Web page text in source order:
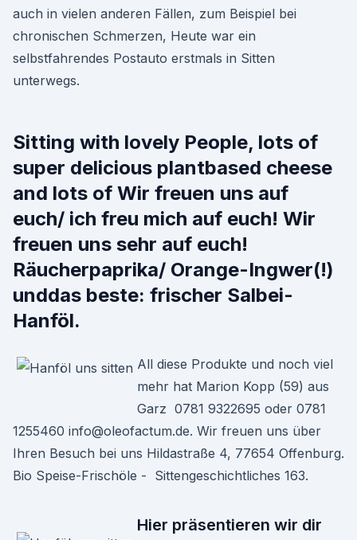
auch in vielen anderen Fällen, zum Beispiel bei
chronischen Schmerzen, Heute war ein
selbstfahrendes Postauto erstmals in Sitten
unterwegs.
Sitting with lovely People, lots of
super delicious plantbased cheese
and lots of Wir freuen uns auf
euch/ ich freu mich auf euch! Wir
freuen uns sehr auf euch!
Räucherpaprika/ Orange-Ingwer(!)
unddas beste: frischer Salbei-
Hanföl.
All diese Produkte und noch viel
mehr hat Marion Kopp (59) aus
Garz 0781 9322695 oder 0781
1255460 info@oleofactum.de. Wir freuen uns über
Ihren Besuch bei uns Hildastraße 4, 77654 Offenburg.
Bio Speise-Frischöle - Sittengeschichtliches 163.
Hier präsentieren wir dir